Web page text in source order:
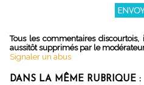
Tous les commentaires
aussitôt supprimés par le
Signaler un abus
DANS LA MÊME RUBRIQUE :